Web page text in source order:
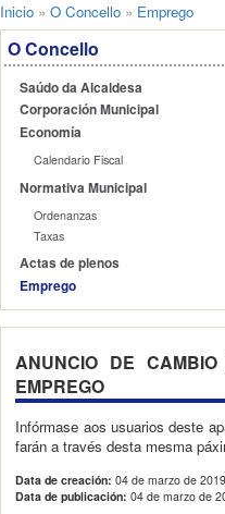
Inicio » O Concello » Emprego
O Concello
Saúdo da Alcaldesa
Corporación Municipal
Economía
Calendario Fiscal
Normativa Municipal
Ordenanzas
Taxas
Actas de plenos
Emprego
ANUNCIO DE
EMPREGO
Infórmase aos usuarios deste
farán a través desta mesma
Data de creación: 04 de marzo de 2019
Data de publicación: 04 de marzo de